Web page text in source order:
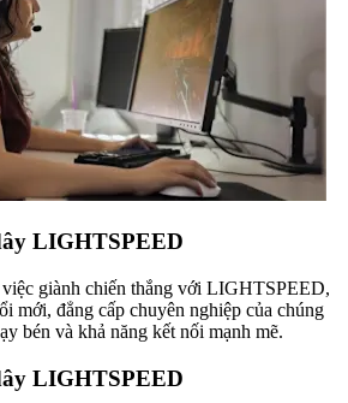
LIGHTSPEED
giành chiến thắng với LIGHTSPEED,
mới, đẳng cấp chuyên nghiệp của chúng
bén và khả năng kết nối mạnh mẽ.
LIGHTSPEED